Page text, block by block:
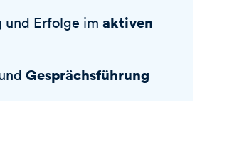
und Erfolge im aktiven
Gesprächsführung